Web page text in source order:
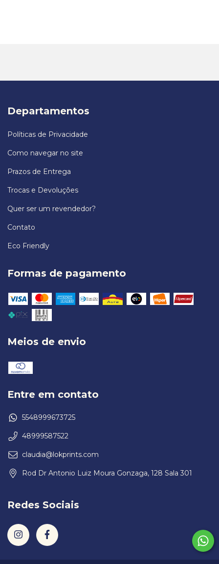
Departamentos
Políticas de Privacidade
Como navegar no site
Prazos de Entrega
Trocas e Devoluções
Quer ser um revendedor?
Contato
Eco Friendly
Formas de pagamento
Meios de envio
Entre em contato
5548999673725
48999587522
claudia@lokprints.com
Rod Dr Antonio Luiz Moura Gonzaga, 128 Sala 301
Redes Sociais